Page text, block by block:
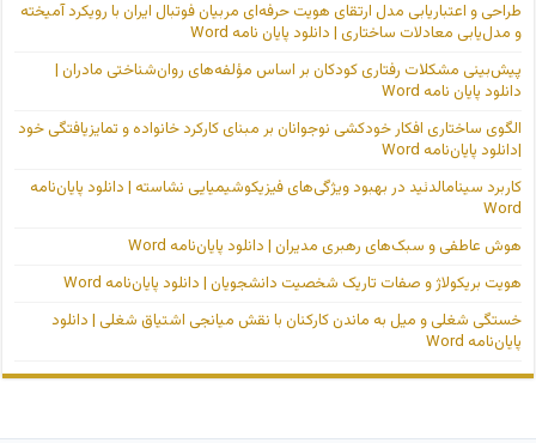
طراحی و اعتباریابی مدل ارتقای هویت حرفه‌ای مربیان فوتبال ایران با رویکرد آمیخته
و مدل‌یابی معادلات ساختاری | دانلود پایان نامه Word
پیش‌بینی مشکلات رفتاری کودکان بر اساس مؤلفه‌های روان‌شناختی مادران |
دانلود پایان نامه Word
الگوی ساختاری افکار خودکشی نوجوانان بر مبنای کارکرد خانواده و تمایزیافتگی خود
|دانلود پایان‌نامه Word
کاربرد سینامالدئید در بهبود ویژگی‌های فیزیکوشیمیایی نشاسته | دانلود پایان‌نامه
Word
هوش عاطفی و سبک‌های رهبری مدیران | دانلود پایان‌نامه Word
هویت بریکولاژ و صفات تاریک شخصیت دانشجویان | دانلود پایان‌نامه Word
خستگی شغلی و میل به ماندن کارکنان با نقش میانجی اشتیاق شغلی | دانلود
پایان‌نامه Word